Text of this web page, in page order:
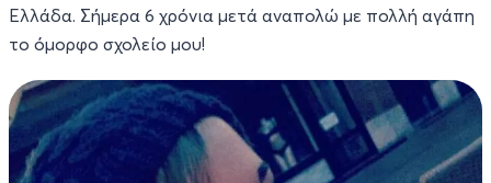
Ελλάδα. Σήμερα 6 χρόνια μετά αναπολώ με πολλή αγάπη
το όμορφο σχολείο μου!